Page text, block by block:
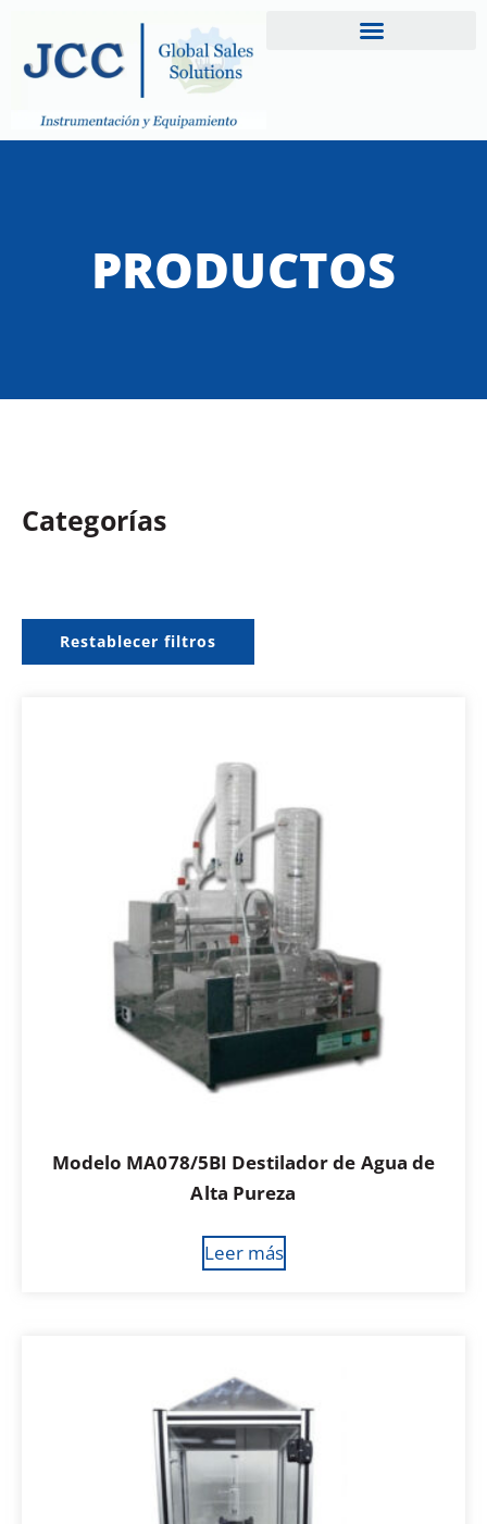
PRODUCTOS
Categorías
Restablecer filtros
Modelo MA078/5BI Destilador de Agua de
Alta Pureza
Leer más